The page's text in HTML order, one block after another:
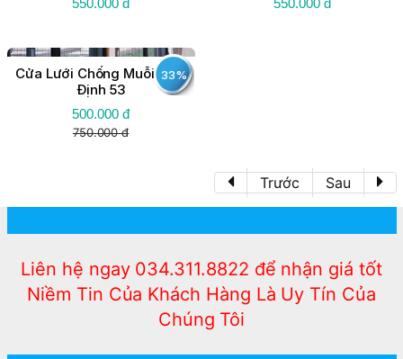
550.000 đ 550.000 đ
33%
Cửa Lưới Chống Muỗi - Cố
Định 53
500.000 đ
750.000 đ
Trước Sau
Liên hệ ngay 034.311.8822 để nhận giá tốt
Niềm Tin Của Khách Hàng Là Uy Tín Của
Chúng Tôi